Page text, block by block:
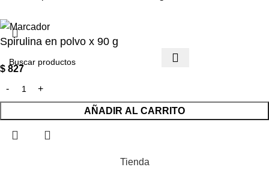
Spirulina en polvo x 90 g
$ 827
AÑADIR AL CARRITO
Tienda